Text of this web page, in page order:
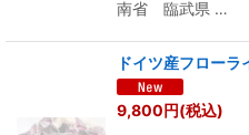
南省 臨武県 …
ドイツ産フローラ
9,800円(税込)